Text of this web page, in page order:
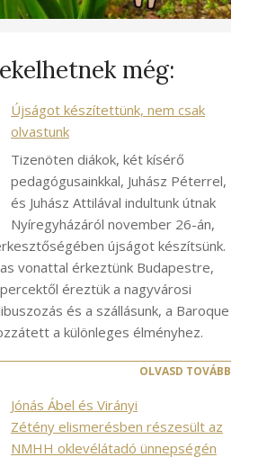
még:
Újságot készítettünk, nem csak
olvastunk
Tizenöten diákok, két kísérő
pedagógusainkkal, Juhász Péterrel,
és Juhász Attilával indultunk útnak
Nyíregyházáról november 26-án,
újságot készítsünk.
vonattal érkeztünk Budapestre,
éreztük a nagyvárosi
és a szállásunk, a Baroque
a különleges élményhez.
OLVASD TOVÁBB
Jónás Ábel és Virányi
Zétény elismerésben részesült az
NMHH oklevélátadó ünnepségén